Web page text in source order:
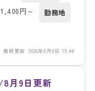
円～
勤務地
最終更新: 2026年8月8日 15:48
月9日更新